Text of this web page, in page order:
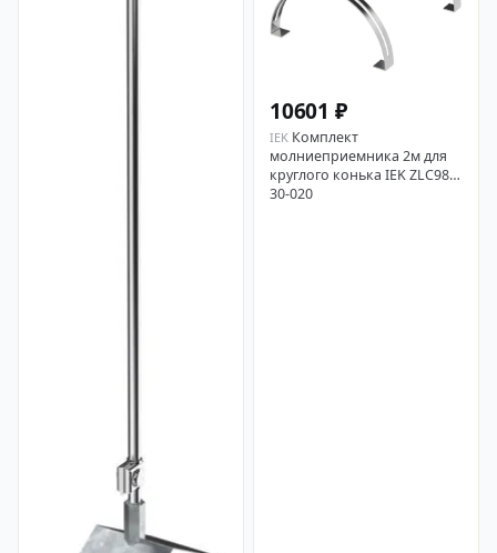
10601 ₽
IEK Комплект
молниеприемника 2м для
круглого конька IEK ZLC98-
30-020